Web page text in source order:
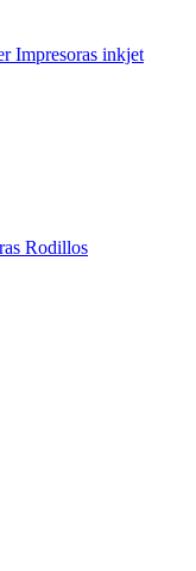
Impresoras inkjet
Rodillos